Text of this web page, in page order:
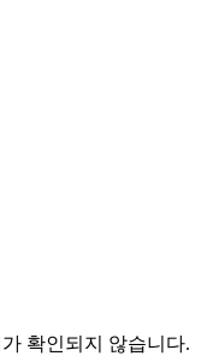
확인되지 않습니다.